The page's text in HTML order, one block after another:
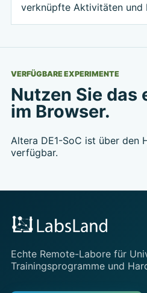
verknüpfte Aktivitäten und
VERFÜGBARE EXPERIMENTE
Nutzen Sie das
im Browser.
Altera DE1-SoC ist über den
verfügbar.
Echte Remote-Labore für
Trainingsprogramme und